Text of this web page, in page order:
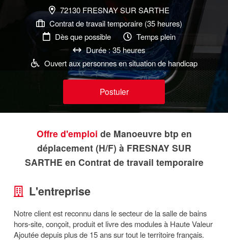
72130 FRESNAY SUR SARTHE
Contrat de travail temporaire (35 heures)
Dès que possible
Temps plein
Durée : 35 heures
Ouvert aux personnes en situation de handicap
Postuler
Offre d'emploi de Manoeuvre btp en
déplacement (H/F) à FRESNAY SUR
SARTHE en Contrat de travail temporaire
L'entreprise
Notre client est reconnu dans le secteur de la salle de bains
hors-site, conçoit, produit et livre des modules à Haute Valeur
Ajoutée depuis plus de 15 ans sur tout le territoire français.